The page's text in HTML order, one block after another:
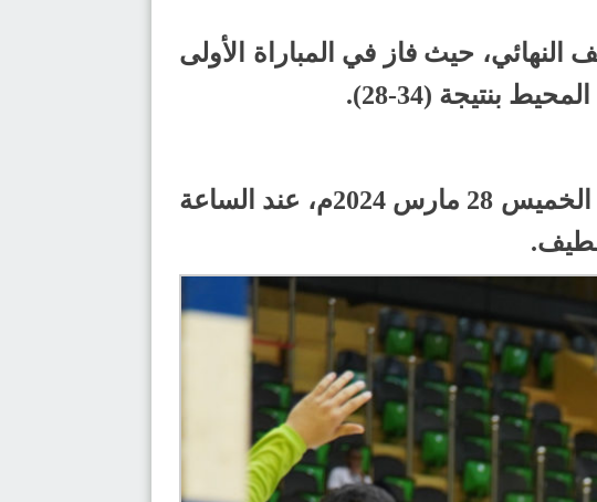
في مباراتي الدور نصف النهائي، حيث فاز في المباراة الأولى
ومن المقرر أن يلتقي النور ومضر في المباراة النهائية للبطولة، يوم الخميس 28 مارس 2024م، عند الساعة